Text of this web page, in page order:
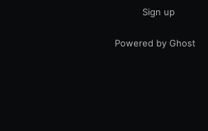
Sign up
Powered by Ghost